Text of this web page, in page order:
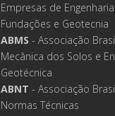
Empresas de
Fundações e Geotecnia
ABMS - Associação
Mecânica dos Solos e
Geotécnica
ABNT - Associação
Normas Técnicas